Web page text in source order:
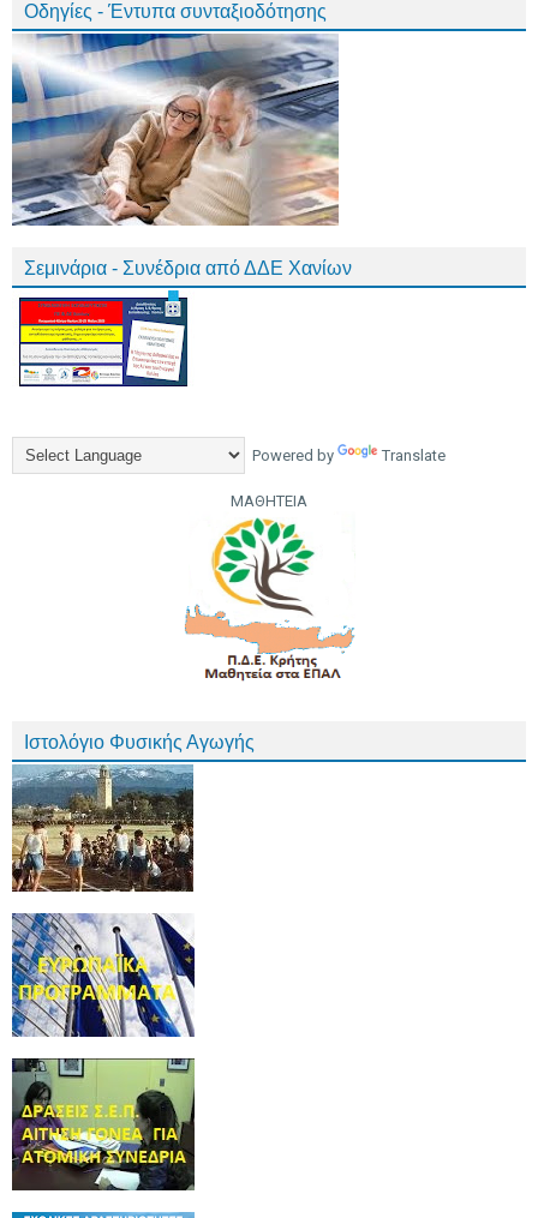
Οδηγίες - Έντυπα συνταξιοδότησης
Σεμινάρια - Συνέδρια από ΔΔΕ Χανίων
Powered by Translate
ΜΑΘΗΤΕΙΑ
Ιστολόγιο Φυσικής Αγωγής